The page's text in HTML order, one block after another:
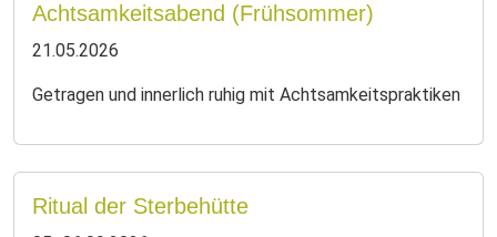
Achtsamkeitsabend (Frühsommer)
21.05.2026
Getragen und innerlich ruhig mit Achtsamkeitspraktiken
Ritual der Sterbehütte